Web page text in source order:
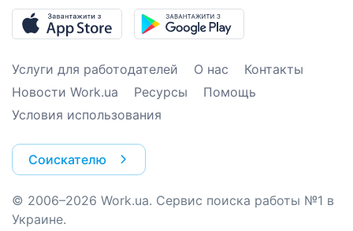
Услуги для работодателей О нас
Контакты
Новости Work.ua
Ресурсы
Помощь
Условия использования
Соискателю
© 2006–2026 Work.ua. Сервис поиска работы №1 в
Украине.